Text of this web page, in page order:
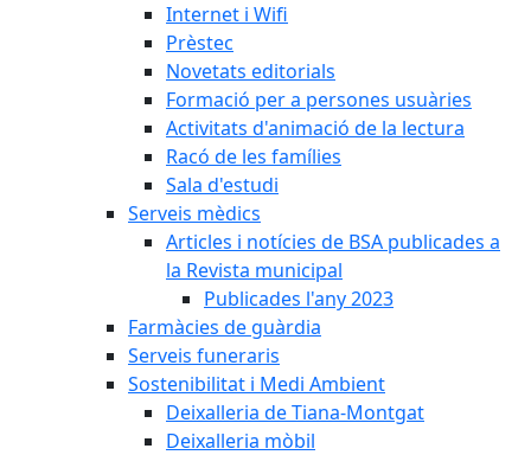
Internet i Wifi
Prèstec
Novetats editorials
Formació per a persones usuàries
Activitats d'animació de la lectura
Racó de les famílies
Sala d'estudi
Serveis mèdics
Articles i notícies de BSA publicades a
la Revista municipal
Publicades l'any 2023
Farmàcies de guàrdia
Serveis funeraris
Sostenibilitat i Medi Ambient
Deixalleria de Tiana-Montgat
Deixalleria mòbil